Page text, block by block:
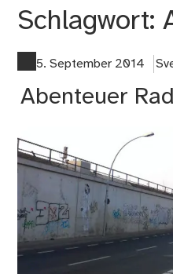
Schlagwort:
5. September 2014
Abenteuer